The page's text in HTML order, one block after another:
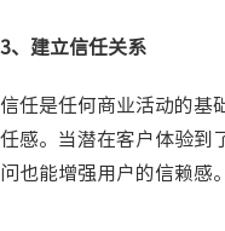
3、建立信任关系
信任是任何商业活动的基
任感。当潜在客户体验到
问也能增强用户的信赖感。